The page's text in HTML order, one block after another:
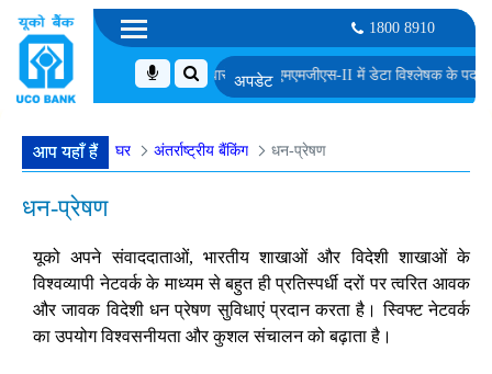
1800 8910
अनंतिम रूप से चुने गए उम्मीदवारों की सूचीएमएमजीएस-II में डेटा विश्लेषक के पद के लिए
आप यहाँ हैं घर अंतर्राष्ट्रीय बैंकिंग धन-प्रेषण
धन-प्रेषण
यूको अपने संवाददाताओं, भारतीय शाखाओं और विदेशी शाखाओं के
विश्वव्यापी नेटवर्क के माध्यम से बहुत ही प्रतिस्पर्धी दरों पर त्वरित आवक
और जावक विदेशी धन प्रेषण सुविधाएं प्रदान करता है। स्विफ्ट नेटवर्क
का उपयोग विश्वसनीयता और कुशल संचालन को बढ़ाता है।